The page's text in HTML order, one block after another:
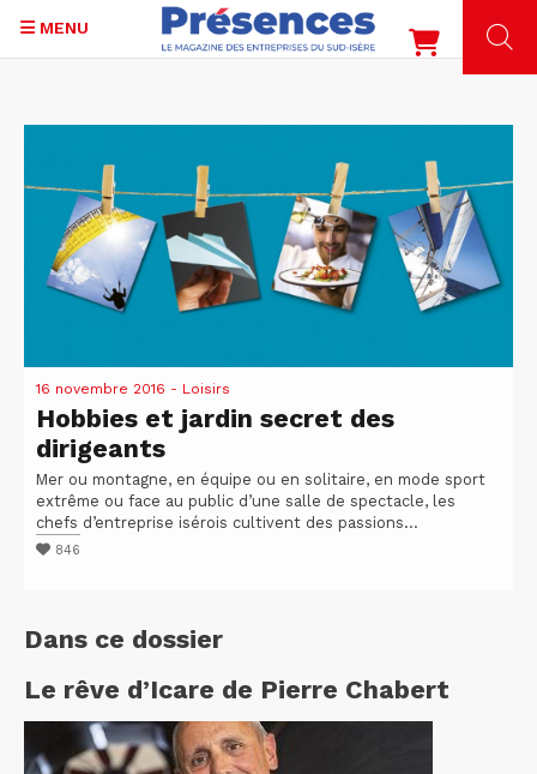
MENU
16 novembre 2016 - Loisirs
Hobbies et jardin secret des
dirigeants
Mer ou montagne, en équipe ou en solitaire, en mode sport
extrême ou face au public d’une salle de spectacle, les
chefs d’entreprise isérois cultivent des passions...
846
Dans ce dossier
Le rêve d’Icare de Pierre Chabert